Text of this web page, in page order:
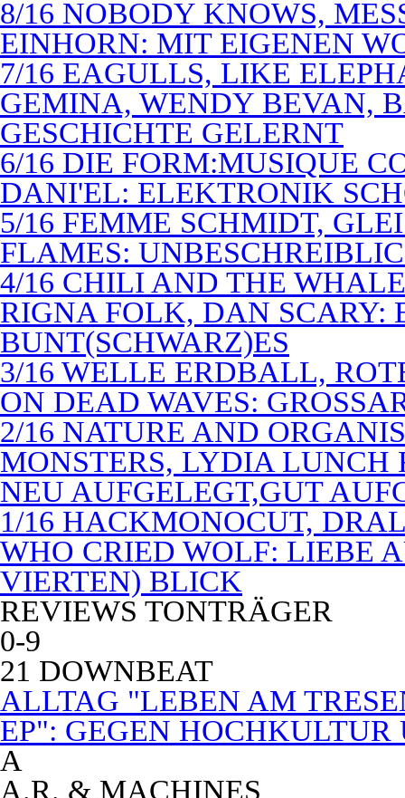
8/16 NOBODY KNOWS,
EINHORN: MIT EIGENEN
7/16 EAGULLS, LIKE
GEMINA, WENDY BEVAN,
GESCHICHTE GELERNT
6/16 DIE FORM:MUSIQUE
DANI'EL: ELEKTRONIK
5/16 FEMME SCHMIDT,
FLAMES:
4/16 CHILI AND THE
RIGNA FOLK, DAN SCARY:
BUNT(SCHWARZ)ES
3/16 WELLE ERDBALL,
ON DEAD WAVES:
2/16 NATURE AND
MONSTERS, LYDIA LUNCH
NEU AUFGELEGT,GUT
1/16 HACKMONOCUT,
WHO CRIED WOLF: LIEBE
VIERTEN) BLICK
REVIEWS TONTRÄGER
0-9
21 DOWNBEAT
ALLTAG "LEBEN AM
EP": GEGEN
A
A.R. & MACHINES